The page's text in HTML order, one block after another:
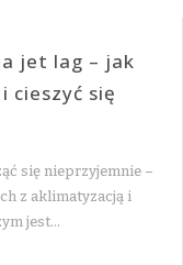
jet lag – jak
cieszyć się
się nieprzyjemnie –
z aklimatyzacją i
jest…